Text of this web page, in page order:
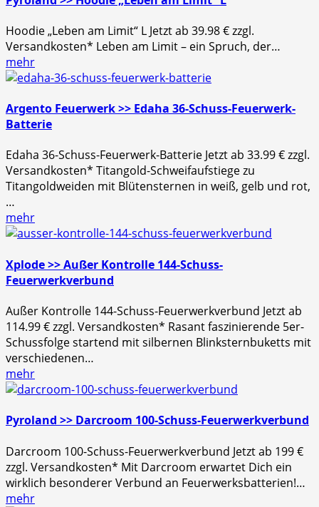
Hoodie „Leben am Limit“ L Jetzt ab 39.98 € zzgl.
Versandkosten* Leben am Limit – ein Spruch, der…
mehr
Argento Feuerwerk >> Edaha 36-Schuss-Feuerwerk-
Batterie
Edaha 36-Schuss-Feuerwerk-Batterie Jetzt ab 33.99 € zzgl.
Versandkosten* Titangold-Schweifaufstiege zu
Titangoldweiden mit Blütensternen in weiß, gelb und rot,
…
mehr
Xplode >> Außer Kontrolle 144-Schuss-
Feuerwerkverbund
Außer Kontrolle 144-Schuss-Feuerwerkverbund Jetzt ab
114.99 € zzgl. Versandkosten* Rasant faszinierende 5er-
Schussfolge startend mit silbernen Blinksternbuketts mit
verschiedenen…
mehr
Pyroland >> Darcroom 100-Schuss-Feuerwerkverbund
Darcroom 100-Schuss-Feuerwerkverbund Jetzt ab 199 €
zzgl. Versandkosten* Mit Darcroom erwartet Dich ein
wirklich besonderer Verbund an Feuerwerksbatterien!…
mehr